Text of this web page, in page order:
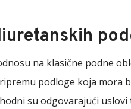
na klasične podne
podloge koja mora
su odgovarajući